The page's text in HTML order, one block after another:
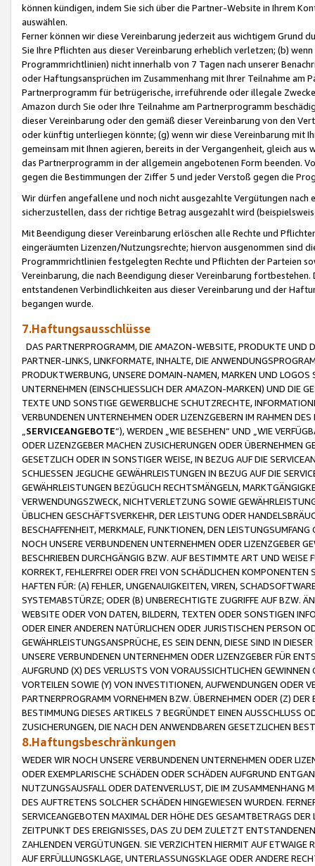
können kündigen, indem Sie sich über die Partner-Website in Ihrem
auswählen.
Ferner können wir diese Vereinbarung jederzeit aus wichtigem Grund
Sie Ihre Pflichten aus dieser Vereinbarung erheblich verletzen; (b)
Programmrichtlinien) nicht innerhalb von 7 Tagen nach unserer
oder Haftungsansprüchen im Zusammenhang mit Ihrer Teilnahme am
Partnerprogramm für betrügerische, irreführende oder illegale
Amazon durch Sie oder Ihre Teilnahme am Partnerprogramm
dieser Vereinbarung oder den gemäß dieser Vereinbarung von den
oder künftig unterliegen könnte; (g) wenn wir diese Vereinbarung mit
gemeinsam mit Ihnen agieren, bereits in der Vergangenheit, gleich
das Partnerprogramm in der allgemein angebotenen Form beenden.
gegen die Bestimmungen der Ziffer 5 und jeder Verstoß gegen die
Wir dürfen angefallene und noch nicht ausgezahlte Vergütungen
sicherzustellen, dass der richtige Betrag ausgezahlt wird
Mit Beendigung dieser Vereinbarung erlöschen alle Rechte und
eingeräumten Lizenzen/Nutzungsrechte; hiervon ausgenommen sind
Programmrichtlinien festgelegten Rechte und Pflichten der Parteien
Vereinbarung, die nach Beendigung dieser Vereinbarung
entstandenen Verbindlichkeiten aus dieser Vereinbarung und der
begangen wurde.
7.Haftungsausschlüsse
DAS PARTNERPROGRAMM, DIE AMAZON-WEBSITE, PRODUKTE UND
PARTNER-LINKS, LINKFORMATE, INHALTE, DIE
PRODUKTWERBUNG, UNSERE DOMAIN-NAMEN, MARKEN UND
UNTERNEHMEN (EINSCHLIESSLICH DER AMAZON-MARKEN) UND DIE
TEXTE UND SONSTIGE GEWERBLICHE SCHUTZRECHTE,
VERBUNDENEN UNTERNEHMEN ODER LIZENZGEBERN IM RAHMEN
SERVICEANGEBOTE“), WERDEN „WIE BESEHEN“ UND „WIE
ODER LIZENZGEBER MACHEN ZUSICHERUNGEN ODER ÜBERNEHMEN
GESETZLICH ODER IN SONSTIGER WEISE, IN BEZUG AUF DIE
SCHLIESSEN JEGLICHE GEWÄHRLEISTUNGEN IN BEZUG AUF DIE
GEWÄHRLEISTUNGEN BEZÜGLICH RECHTSMÄNGELN,
VERWENDUNGSZWECK, NICHTVERLETZUNG SOWIE
ÜBLICHEN GESCHÄFTSVERKEHR, DER LEISTUNG ODER
BESCHAFFENHEIT, MERKMALE, FUNKTIONEN, DEN
NOCH UNSERE VERBUNDENEN UNTERNEHMEN ODER LIZENZGEBER
BESCHRIEBEN DURCHGÄNGIG BZW. AUF BESTIMMTE ART UND
KORREKT, FEHLERFREI ODER FREI VON SCHÄDLICHEN
HAFTEN FÜR: (A) FEHLER, UNGENAUIGKEITEN, VIREN,
SYSTEMABSTÜRZE; ODER (B) UNBERECHTIGTE ZUGRIFFE AUF BZW.
WEBSITE ODER VON DATEN, BILDERN, TEXTEN ODER SONSTIGEN
ODER EINER ANDEREN NATÜRLICHEN ODER JURISTISCHEN PERSON
GEWÄHRLEISTUNGSANSPRÜCHE, ES SEIN DENN, DIESE SIND IN
UNSERE VERBUNDENEN UNTERNEHMEN ODER LIZENZGEBER FÜR
AUFGRUND (X) DES VERLUSTS VON VORAUSSICHTLICHEN
VORTEILEN SOWIE (Y) VON INVESTITIONEN, AUFWENDUNGEN ODER
PARTNERPROGRAMM VORNEHMEN BZW. ÜBERNEHMEN ODER (Z)
BESTIMMUNG DIESES ARTIKELS 7 BEGRÜNDET EINEN AUSSCHLUSS
ZUSICHERUNGEN, DIE NACH DEN ANWENDBAREN GESETZLICHEN
8.Haftungsbeschränkungen
WEDER WIR NOCH UNSERE VERBUNDENEN UNTERNEHMEN ODER
ODER EXEMPLARISCHE SCHÄDEN ODER SCHÄDEN AUFGRUND
NUTZUNGSAUSFALL ODER DATENVERLUST, DIE IM ZUSAMMENHANG
DES AUFTRETENS SOLCHER SCHÄDEN HINGEWIESEN WURDEN.
SERVICEANGEBOTEN MAXIMAL DER HÖHE DES GESAMTBETRAGS
ZEITPUNKT DES EREIGNISSES, DAS ZU DEM ZULETZT
ZAHLENDEN VERGÜTUNGEN. SIE VERZICHTEN HIERMIT AUF
AUF ERFÜLLUNGSKLAGE, UNTERLASSUNGSKLAGE ODER ANDERE